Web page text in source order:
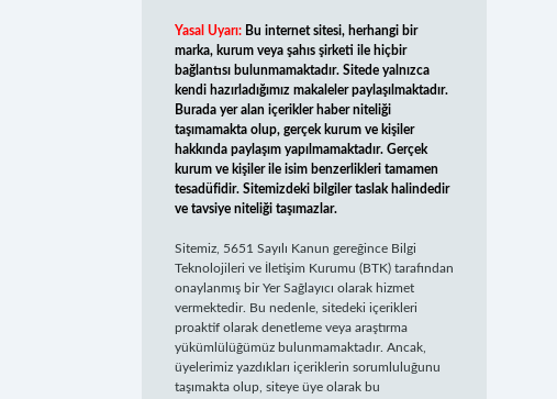
Yasal Uyarı: Bu internet sitesi, herhangi bir
marka, kurum veya şahıs şirketi ile hiçbir
bağlantısı bulunmamaktadır. Sitede yalnızca
kendi hazırladığımız makaleler paylaşılmaktadır.
Burada yer alan içerikler haber niteliği
taşımamakta olup, gerçek kurum ve kişiler
hakkında paylaşım yapılmamaktadır. Gerçek
kurum ve kişiler ile isim benzerlikleri tamamen
tesadüfidir. Sitemizdeki bilgiler taslak halindedir
ve tavsiye niteliği taşımazlar.
Sitemiz, 5651 Sayılı Kanun gereğince Bilgi
Teknolojileri ve İletişim Kurumu (BTK) tarafından
onaylanmış bir Yer Sağlayıcı olarak hizmet
vermektedir. Bu nedenle, sitedeki içerikleri
proaktif olarak denetleme veya araştırma
yükümlülüğümüz bulunmamaktadır. Ancak,
üyelerimiz yazdıkları içeriklerin sorumluluğunu
taşımakta olup, siteye üye olarak bu